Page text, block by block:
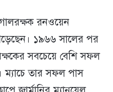
রনওয়েন
১৯৬৬ সালের পর
সবচেয়ে বেশি সফল
ম্যাচে তার সফল পাস